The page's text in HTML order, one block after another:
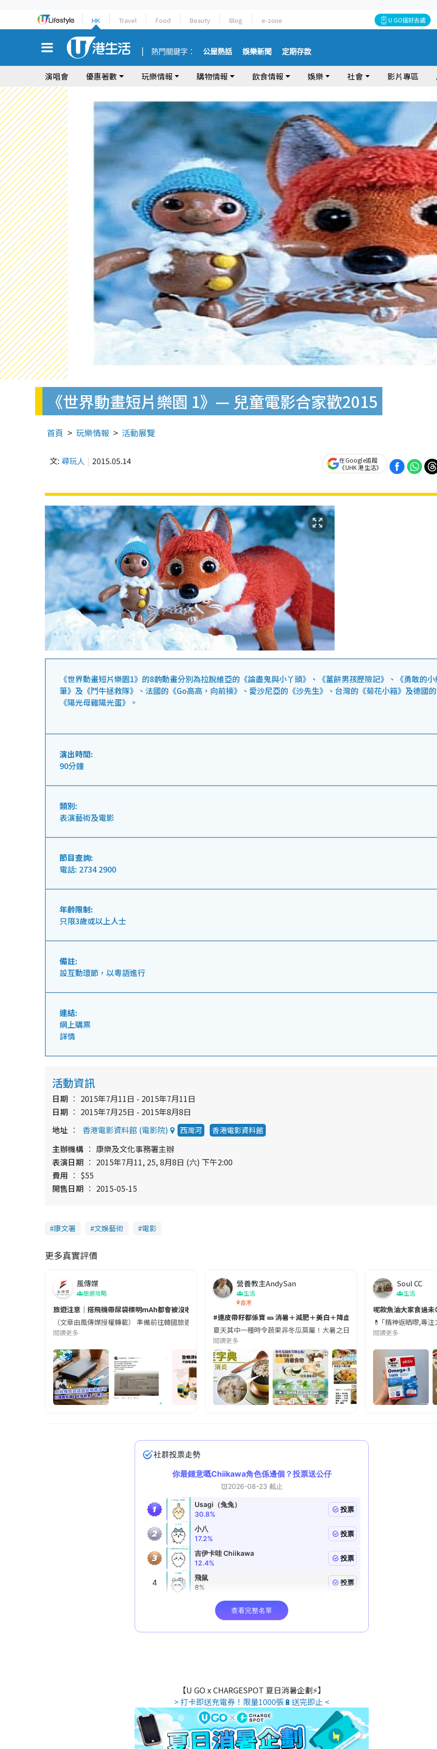
HK Travel Food Beauty Blog e-zone U GO搵好去處
熱門關鍵字： 公屋熱話 娛樂新聞 定期存款
演唱會 優惠著數 玩樂情報 購物情報 飲食情報 娛樂 社會 影片專區
《世界動畫短片樂園 1》— 兒童電影合家歡2015
首頁 玩樂情報 活動展覽
文: 尋玩人 2015.05.14
在Google追蹤
《UHK 港生活》
《世界動畫短片樂園1》的8齣動畫分別為拉脫維亞的《論盡鬼與小丫頭》、《薑餅男孩歷險記》、《勇敢的
筆》及《鬥牛拯救隊》、法國的《Go高高，向前操》、愛沙尼亞的《沙先生》、台灣的《菊花小箱》及德國的
《陽光母雞陽光蛋》。
演出時間:
90分鐘
類別:
表演藝術及電影
節目查詢:
電話: 2734 2900
年齡限制:
只限3歲或以上人士
備註:
設互動環節，以粵語進行
連結:
網上購票
詳情
活動資訊
日期
2015年7月11日 - 2015年7月11日
日期
2015年7月25日 - 2015年8月8日
地址
香港電影資料館 (電影院) 西灣河 香港電影資料館
主辦機構
康樂及文化事務署主辦
表演日期
2015年7月11, 25, 8月8日 (六) 下午2:00
費用
$55
開售日期
2015-05-15
康文署 文娛藝術 電影
更多真實評價
風傳媒
旅遊攻略
旅遊注意｜搭飛機帶尿袋標明mAh都會被沒收😱出發前切記檢查「1標示」🚨
（文章由風傳媒授權轉載） 準備前往韓國旅遊的民眾，近期要特別留意隨身行李中的行動電源。一名旅客日前在機場安檢
閱讀更多
營養教主AndySan
生活
香港
#連皮帶籽都係寶 🥒 消暑＋減肥＋美白＋降血脂
夏天其中一種時令蔬果非冬瓜莫屬！大暑之日，點都要飲碗冬瓜湯消暑
閱讀更多
Soul CC
生活
呢款魚油大家食過未
💊 ｢精神返晒嚟,專
閱讀更多
【U GO x CHARGESPOT 夏日消暑企劃⚡】
> 打卡即送充電券！限量1000張🔋送完即止 <